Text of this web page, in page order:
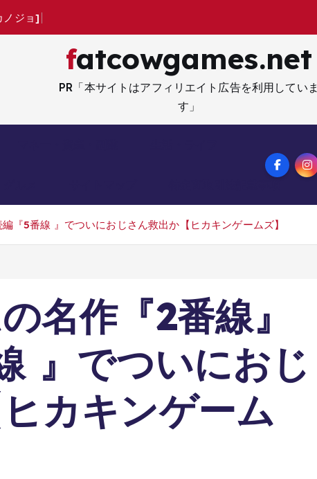
ノ ジ ョ]
fatcowgames.net
PR「本サイトはアフィリエイト広告を利用していま
す」
『5番線 』でついにおじさん救出か【ヒカキンゲームズ】
名作『2番線』
』でついにおじ
カキンゲーム